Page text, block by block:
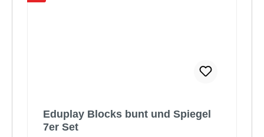
Eduplay Blocks bunt und Spiegel
7er Set